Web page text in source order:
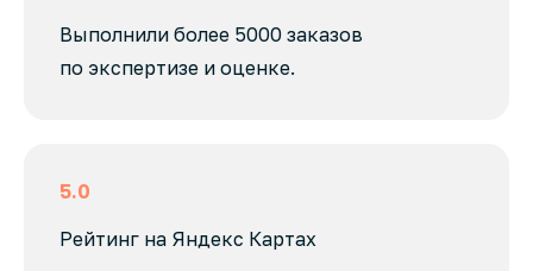
Выполнили более 5000 заказов
по экспертизе и оценке.
5.0
Рейтинг на Яндекс Картах